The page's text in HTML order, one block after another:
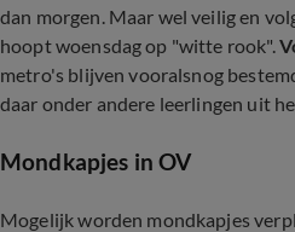
dan morgen. Maar wel veilig en
hoopt woensdag op "witte rook".
metro's blijven vooralsnog
daar onder andere leerlingen uit
Mondkapjes in OV
Mogelijk worden mondkapjes